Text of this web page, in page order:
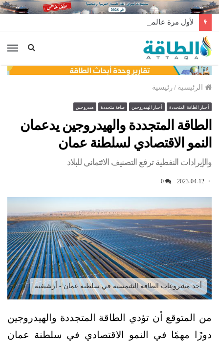
الرئيسية /رئيسية
أخبار الطاقة المتجددة أخبار الهيدروجين طاقة متجددة هيدروجين
الطاقة المتجددة والهيدروجين يدعمان
النمو الاقتصادي لسلطنة عمان
والإيرادات النفطية ترفع التصنيف الائتماني للبلاد
2023-04-12
0
أحد مشروعات الطاقة الشمسية في سلطنة عمان - أرشيفية
من المتوقع أن تؤدي الطاقة المتجددة والهيدروجين
دورًا مهمًا في النمو الاقتصادي في سلطنة عمان